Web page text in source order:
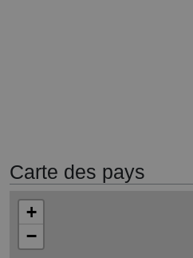
Carte des pays
+
−